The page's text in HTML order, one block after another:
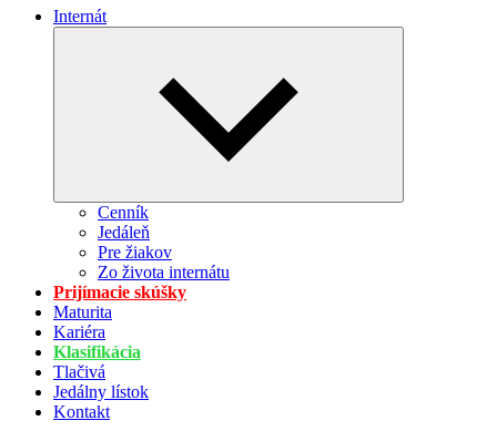
Internát
Cenník
Jedáleň
Pre žiakov
Zo života internátu
Prijímacie skúšky
Maturita
Kariéra
Klasifikácia
Tlačivá
Jedálny lístok
Kontakt